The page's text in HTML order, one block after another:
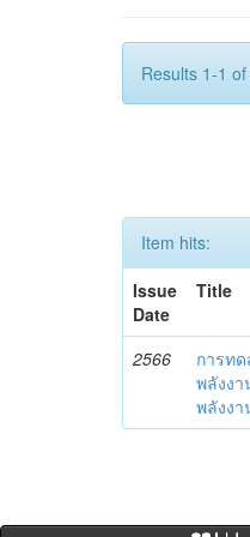
Results 1-1
Item hits:
Issue
Date
Title
2566
การท
พลังงา
พลังง